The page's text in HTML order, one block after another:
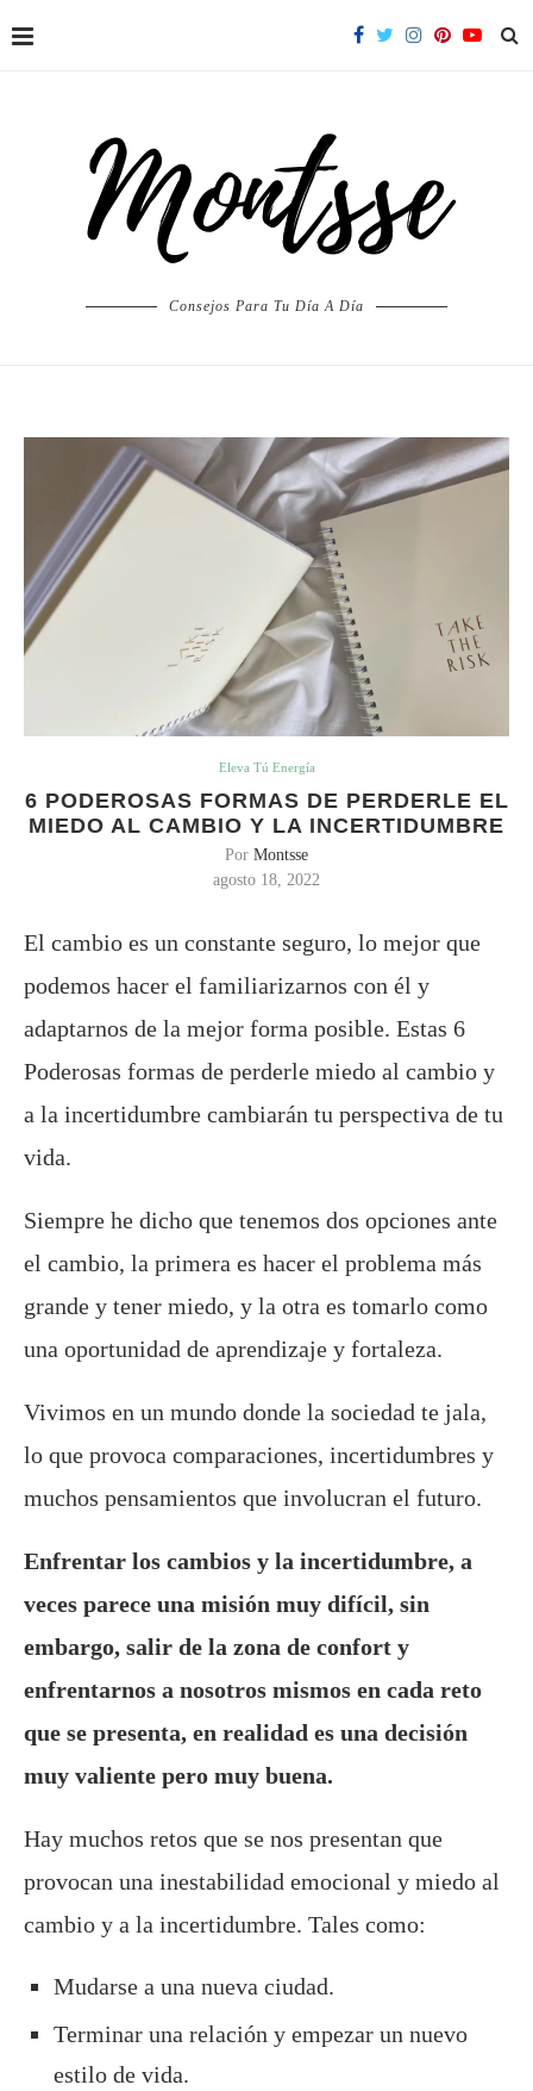
Consejos Para Tu Día A Día
Eleva Tú Energía
6 PODEROSAS FORMAS DE PERDERLE EL
MIEDO AL CAMBIO Y LA INCERTIDUMBRE
Por Montsse
agosto 18, 2022
El cambio es un constante seguro, lo mejor que
podemos hacer el familiarizarnos con él y
adaptarnos de la mejor forma posible. Estas 6
Poderosas formas de perderle miedo al cambio y
a la incertidumbre cambiarán tu perspectiva de tu
vida.
Siempre he dicho que tenemos dos opciones ante
el cambio, la primera es hacer el problema más
grande y tener miedo, y la otra es tomarlo como
una oportunidad de aprendizaje y fortaleza.
Vivimos en un mundo donde la sociedad te jala,
lo que provoca comparaciones, incertidumbres y
muchos pensamientos que involucran el futuro.
Enfrentar los cambios y la incertidumbre, a
veces parece una misión muy difícil, sin
embargo, salir de la zona de confort y
enfrentarnos a nosotros mismos en cada reto
que se presenta, en realidad es una decisión
muy valiente pero muy buena.
Hay muchos retos que se nos presentan que
provocan una inestabilidad emocional y miedo al
cambio y a la incertidumbre. Tales como:
Mudarse a una nueva ciudad.
Terminar una relación y empezar un nuevo
estilo de vida.